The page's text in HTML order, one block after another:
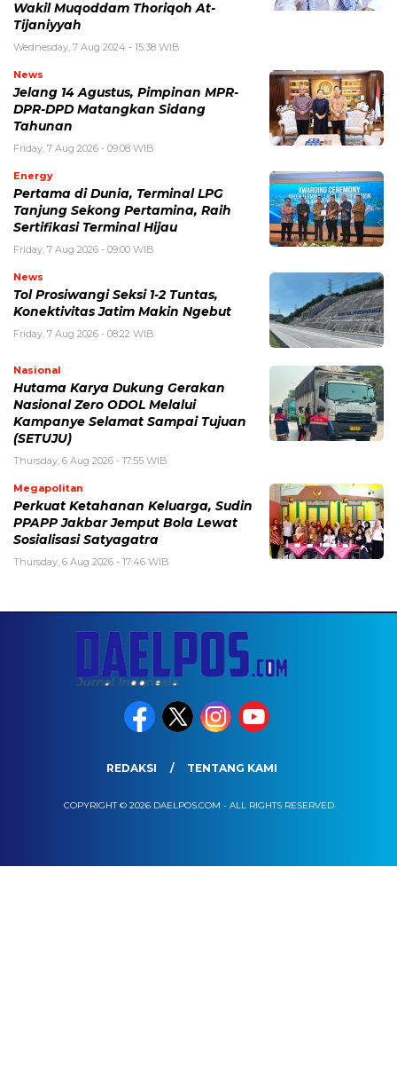
Wakil Muqoddam Thoriqoh At-
Tijaniyyah
Wednesday, 7 Aug 2024 - 15:38 WIB
News
Jelang 14 Agustus, Pimpinan MPR-
DPR-DPD Matangkan Sidang
Tahunan
Friday, 7 Aug 2026 - 09:08 WIB
Energy
Pertama di Dunia, Terminal LPG
Tanjung Sekong Pertamina, Raih
Sertifikasi Terminal Hijau
Friday, 7 Aug 2026 - 09:00 WIB
News
Tol Prosiwangi Seksi 1-2 Tuntas,
Konektivitas Jatim Makin Ngebut
Friday, 7 Aug 2026 - 08:22 WIB
Nasional
Hutama Karya Dukung Gerakan
Nasional Zero ODOL Melalui
Kampanye Selamat Sampai Tujuan
(SETUJU)
Thursday, 6 Aug 2026 - 17:55 WIB
Megapolitan
Perkuat Ketahanan Keluarga, Sudin
PPAPP Jakbar Jemput Bola Lewat
Sosialisasi Satyagatra
Thursday, 6 Aug 2026 - 17:46 WIB
REDAKSI TENTANG KAMI
COPYRIGHT © 2026 DAELPOS.COM - ALL RIGHTS RESERVED